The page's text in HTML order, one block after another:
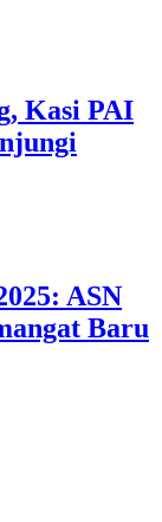
Kasi PAI
ASN
Baru